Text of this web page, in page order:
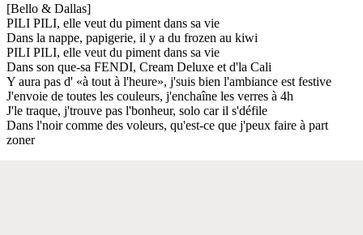
[Bello & Dallas]
PILI PILI, elle veut du piment dans sa vie
Dans la nappe, papigerie, il y a du frozen au kiwi
PILI PILI, elle veut du piment dans sa vie
Dans son que-sa FENDI, Cream Deluxe et d'la Cali
Y aura pas d' «à tout à l'heure», j'suis bien l'ambiance est festive
J'envoie de toutes les couleurs, j'enchaîne les verres à 4h
J'le traque, j'trouve pas l'bonheur, solo car il s'défile
Dans l'noir comme des voleurs, qu'est-ce que j'peux faire à part
zoner